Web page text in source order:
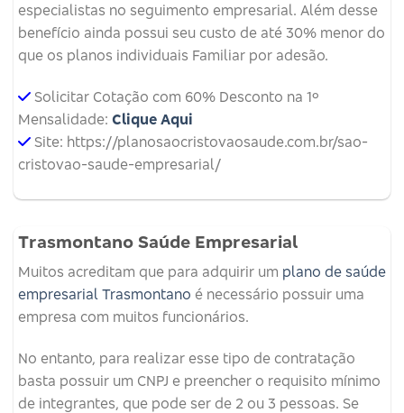
especialistas no seguimento empresarial. Além desse
benefício ainda possui seu custo de até 30% menor do
que os planos individuais Familiar por adesão.
Solicitar Cotação com 60% Desconto na 1º
Mensalidade: Clique Aqui
Site: https://planosaocristovaosaude.com.br/sao-
cristovao-saude-empresarial/
Trasmontano Saúde Empresarial
Muitos acreditam que para adquirir um plano de saúde
empresarial Trasmontano é necessário possuir uma
empresa com muitos funcionários.
No entanto, para realizar esse tipo de contratação
basta possuir um CNPJ e preencher o requisito mínimo
de integrantes, que pode ser de 2 ou 3 pessoas. Se